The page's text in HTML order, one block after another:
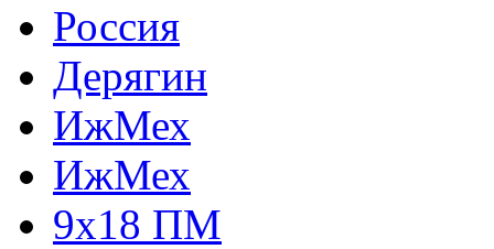
Росcия
Дерягин
ИжМех
ИжМех
9x18 ПМ